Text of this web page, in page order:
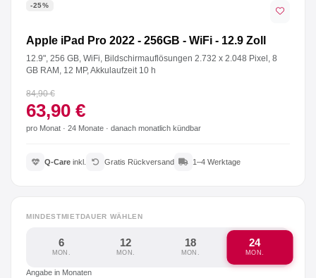
-25%
Apple iPad Pro 2022 - 256GB - WiFi - 12.9 Zoll
12.9", 256 GB, WiFi, Bildschirmauflösungen 2.732 x 2.048 Pixel, 8
GB RAM, 12 MP, Akkulaufzeit 10 h
84,90 €
63,90 €
pro Monat · 24 Monate · danach monatlich kündbar
Q-Care inkl. Gratis Rückversand 1–4 Werktage
MINDESTMIETDAUER WÄHLEN
6
MON.
12
MON.
18
MON.
24
MON.
Angabe in Monaten